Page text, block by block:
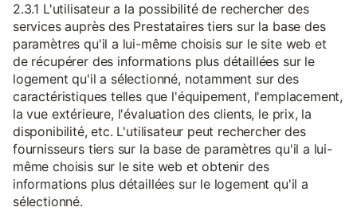
2.3.1 L'utilisateur a la possibilité de rechercher des
services auprès des Prestataires tiers sur la base des
paramètres qu'il a lui-même choisis sur le site web et
de récupérer des informations plus détaillées sur le
logement qu'il a sélectionné, notamment sur des
caractéristiques telles que l'équipement, l'emplacement,
la vue extérieure, l'évaluation des clients, le prix, la
disponibilité, etc. L'utilisateur peut rechercher des
fournisseurs tiers sur la base de paramètres qu'il a lui-
même choisis sur le site web et obtenir des
informations plus détaillées sur le logement qu'il a
sélectionné.